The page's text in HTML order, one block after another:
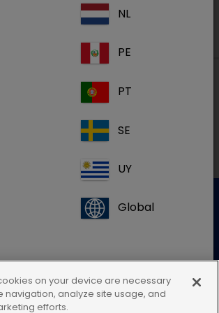
kontakt venligst vores kundeservice
forespørgsel
NL
PE
PT
SE
UY
Global
kan finde din landeadresse,
on your device are necessary
navigation, analyze site usage, and
efforts.